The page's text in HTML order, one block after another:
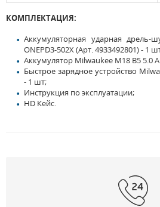
КОМПЛЕКТАЦИЯ:
Аккумуляторная ударная дрель-
ONEPD3-502X (Арт. 4933492801) - 1
Аккумулятор Milwaukee M18 B5 5.0
Быстрое зарядное устройство
- 1 шт;
Инструкция по эксплуатации;
HD Кейс.